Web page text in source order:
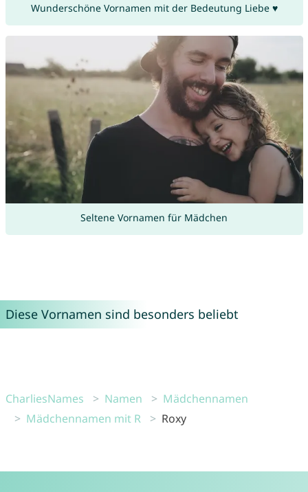
Wunderschöne Vornamen mit der Bedeutung Liebe ♥
Seltene Vornamen für Mädchen
Diese Vornamen sind besonders beliebt
CharliesNames Namen
Mädchennamen
Mädchennamen mit R
Roxy